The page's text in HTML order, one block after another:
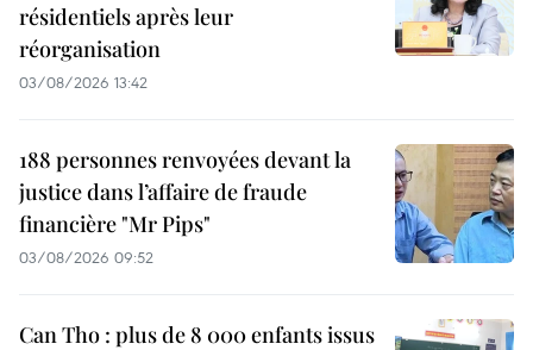
résidentiels après leur
réorganisation
03/08/2026 13:42
188 personnes renvoyées devant la
justice dans l’affaire de fraude
financière "Mr Pips"
03/08/2026 09:52
Can Tho : plus de 8 000 enfants issus